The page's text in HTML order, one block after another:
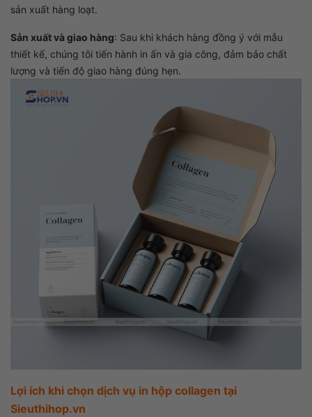
sản xuất hàng loạt.
Sản xuất và giao hàng: Sau khi khách hàng đồng ý với mẫu
thiết kế, chúng tôi tiến hành in ấn và gia công, đảm bảo chất
lượng và tiến độ giao hàng đúng hẹn.
Lợi ích khi chọn dịch vụ in hộp collagen tại
Sieuthihop.vn